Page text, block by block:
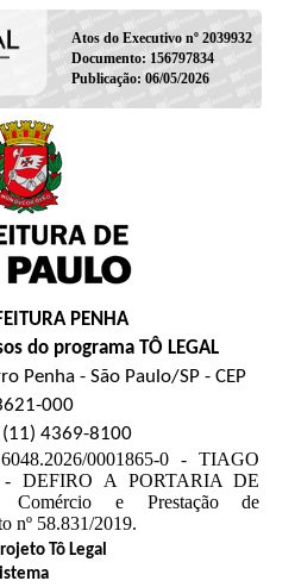
Atos do Executivo nº 2039932
Documento: 156797834
Publicação: 06/05/2026
PENHA
do programa TÔ LEGAL
Penha - São Paulo/SP - CEP
000
(11) 4369-8100
0001865-0 - TIAGO
DEFIRO A PORTARIA DE
Comércio e Prestação de
nº 58.831/2019.
Tô Legal